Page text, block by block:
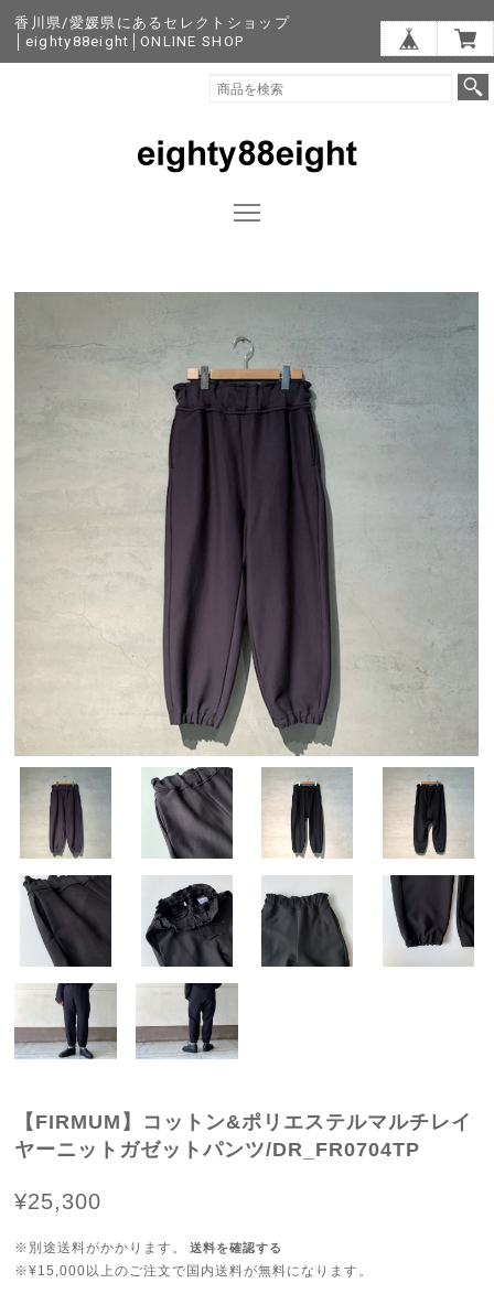
香川県/愛媛県にあるセレクトショップ
│eighty88eight│ONLINE SHOP
【FIRMUM】コットン&ポリエステルマルチレイ
ヤーニットガゼットパンツ/DR_FR0704TP
¥25,300
※別途送料がかかります。 送料を確認する
※¥15,000以上のご注文で国内送料が無料になります。